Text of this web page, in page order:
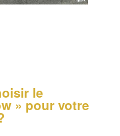
le
» pour votre